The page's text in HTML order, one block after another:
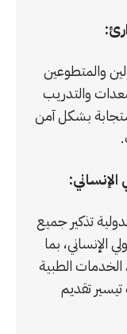
والمتطوعين
والتدريب
بشكل آمن
الإنساني:
تذكير جميع
الإنساني، بما
الخدمات الطبية
تيسير تقديم